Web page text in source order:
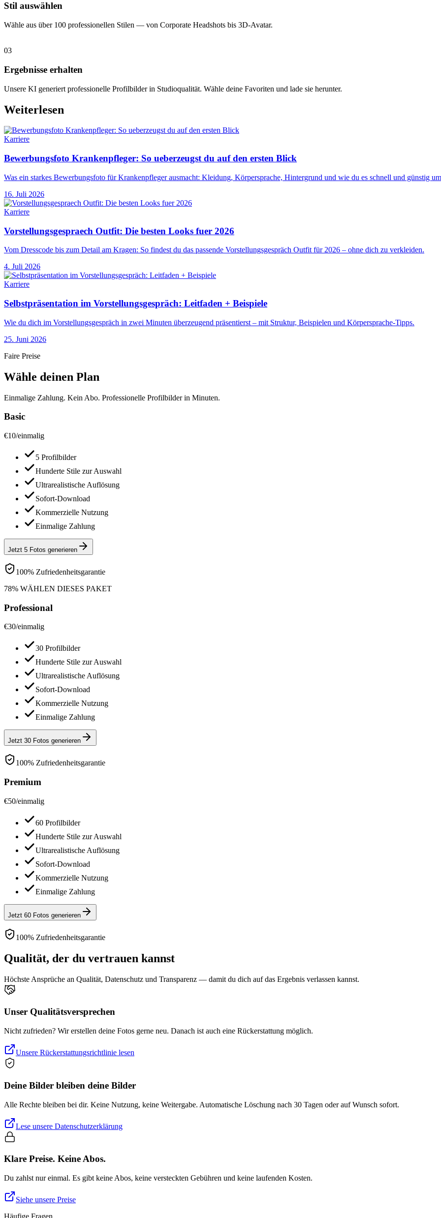
Stil auswählen
Wähle aus über 100 professionellen Stilen — von Corporate Headshots bis 3D-Avatar.
03
Ergebnisse erhalten
Unsere KI generiert professionelle Profilbilder in Studioqualität. Wähle deine Favoriten und lade sie herunter.
Weiterlesen
Karriere
Bewerbungsfoto Krankenpfleger: So ueberzeugst du auf den ersten Blick
Was ein starkes Bewerbungsfoto für Krankenpfleger ausmacht: Kleidung, Körpersprache, Hintergrund und wie du es schnell und günstig
16. Juli 2026
Karriere
Vorstellungsgespraech Outfit: Die besten Looks fuer 2026
Vom Dresscode bis zum Detail am Kragen: So findest du das passende Vorstellungsgespräch Outfit für 2026 – ohne dich zu verkleiden.
4. Juli 2026
Karriere
Selbstpräsentation im Vorstellungsgespräch: Leitfaden + Beispiele
Wie du dich im Vorstellungsgespräch in zwei Minuten überzeugend präsentierst – mit Struktur, Beispielen und Körpersprache-Tipps.
25. Juni 2026
Faire Preise
Wähle deinen Plan
Einmalige Zahlung. Kein Abo. Professionelle Profilbilder in Minuten.
Basic
€10/einmalig
5 Profilbilder
Hunderte Stile zur Auswahl
Ultrarealistische Auflösung
Sofort-Download
Kommerzielle Nutzung
Einmalige Zahlung
Jetzt 5 Fotos generieren
100% Zufriedenheitsgarantie
78% WÄHLEN DIESES PAKET
Professional
€30/einmalig
30 Profilbilder
Hunderte Stile zur Auswahl
Ultrarealistische Auflösung
Sofort-Download
Kommerzielle Nutzung
Einmalige Zahlung
Jetzt 30 Fotos generieren
100% Zufriedenheitsgarantie
Premium
€50/einmalig
60 Profilbilder
Hunderte Stile zur Auswahl
Ultrarealistische Auflösung
Sofort-Download
Kommerzielle Nutzung
Einmalige Zahlung
Jetzt 60 Fotos generieren
100% Zufriedenheitsgarantie
Qualität, der du vertrauen kannst
Höchste Ansprüche an Qualität, Datenschutz und Transparenz — damit du dich auf das Ergebnis verlassen kannst.
Unser Qualitätsversprechen
Nicht zufrieden? Wir erstellen deine Fotos gerne neu. Danach ist auch eine Rückerstattung möglich.
Unsere Rückerstattungsrichtlinie lesen
Deine Bilder bleiben deine Bilder
Alle Rechte bleiben bei dir. Keine Nutzung, keine Weitergabe. Automatische Löschung nach 30 Tagen oder auf Wunsch sofort.
Lese unsere Datenschutzerklärung
Klare Preise. Keine Abos.
Du zahlst nur einmal. Es gibt keine Abos, keine versteckten Gebühren und keine laufenden Kosten.
Siehe unsere Preise
Häufige Fragen